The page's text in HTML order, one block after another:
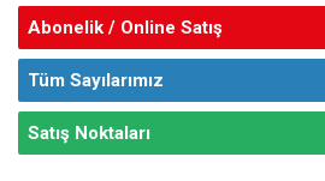
Abonelik / Online Satış
Tüm Sayılarımız
Satış Noktaları